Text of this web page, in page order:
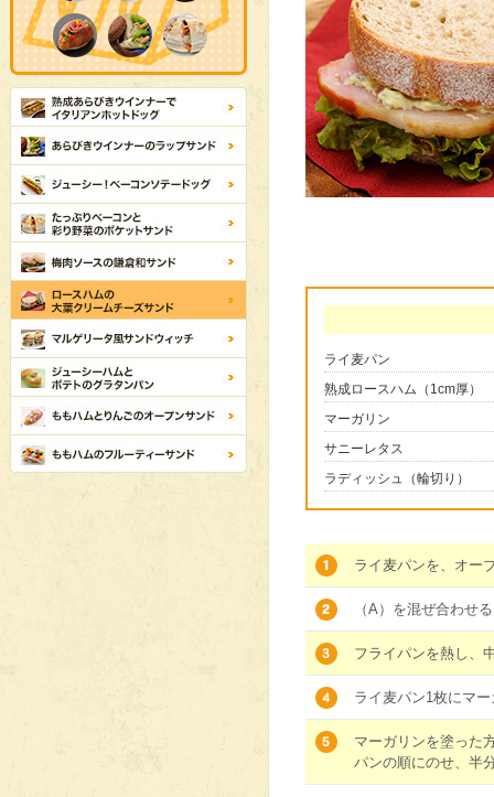
ライ麦パン
熟成ロースハム（1cm厚）
マーガリン
サニーレタス
ラディッシュ（輪切り）
ライ麦パンを、オー
（A）を混ぜ合わせ
フライパンを熱し、
ライ麦パン1枚にマ
マーガリンを塗った
パンの順にのせ、半